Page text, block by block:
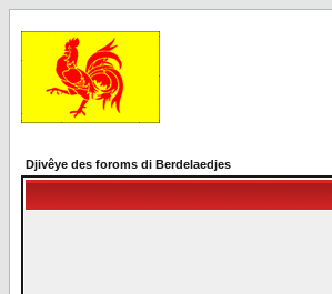
Djivêye des foroms di Berdelaedjes